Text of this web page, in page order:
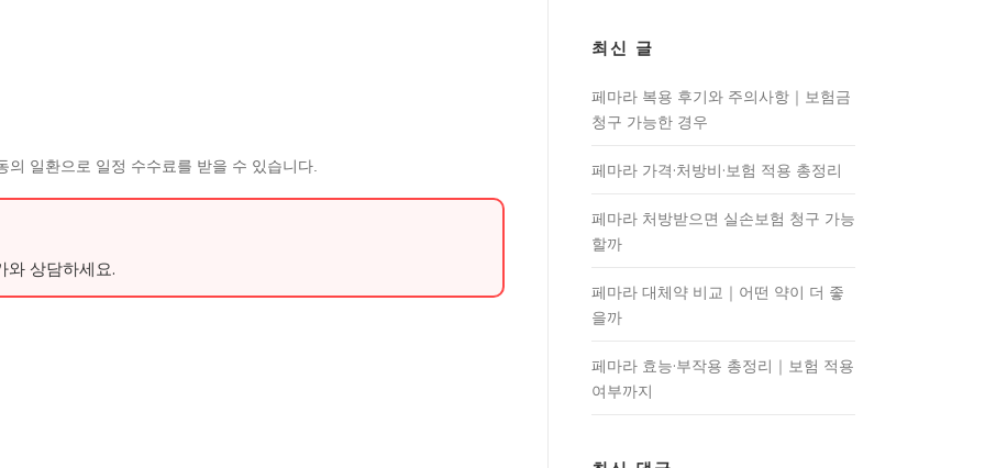
의 일환으로 일정 수수료를 받을 수 있습니다.
와 상담하세요.
최신 글
페마라 복용 후기와 주의사항｜보험금
청구 가능한 경우
페마라 가격·처방비·보험 적용 총정리
페마라 처방받으면 실손보험 청구 가능
할까
페마라 대체약 비교｜어떤 약이 더 좋
을까
페마라 효능·부작용 총정리｜보험 적용
여부까지